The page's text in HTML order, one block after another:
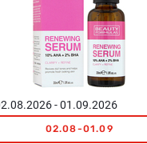
- 01.09.2026
02.08-01.09